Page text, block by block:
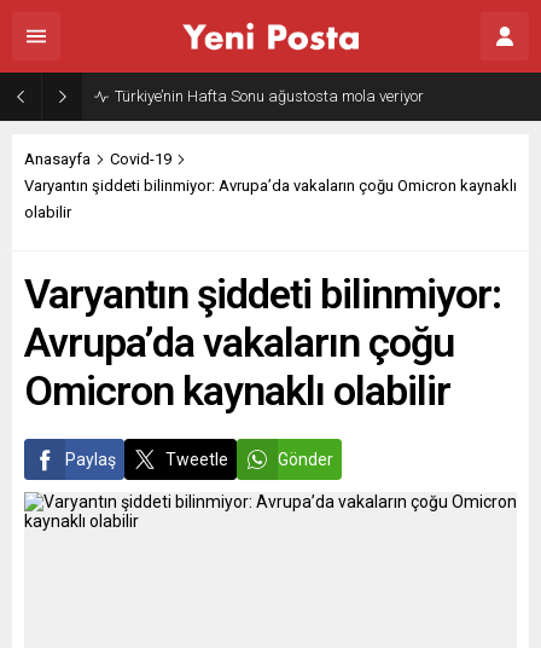
Türkiye’nin Hafta Sonu ağustosta mola veriyor
Anasayfa
Covid-19
Varyantın şiddeti bilinmiyor: Avrupa’da vakaların çoğu Omicron kaynaklı
olabilir
Varyantın şiddeti bilinmiyor:
Avrupa’da vakaların çoğu
Omicron kaynaklı olabilir
Paylaş Tweetle Gönder